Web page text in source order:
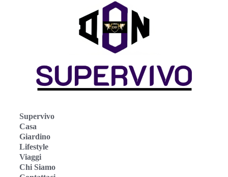
Supervivo
Casa
Giardino
Lifestyle
Viaggi
Chi Siamo